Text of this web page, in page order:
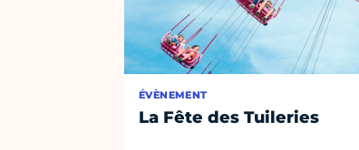
ÉVÈNEMENT
La Fête des Tuileries